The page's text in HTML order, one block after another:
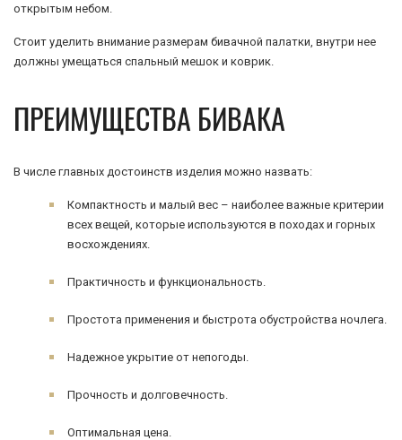
открытым небом.
Стоит уделить внимание размерам бивачной палатки, внутри нее
должны умещаться спальный мешок и коврик.
ПРЕИМУЩЕСТВА БИВАКА
В числе главных достоинств изделия можно назвать:
Компактность и малый вес – наиболее важные критерии
всех вещей, которые используются в походах и горных
восхождениях.
Практичность и функциональность.
Простота применения и быстрота обустройства ночлега.
Надежное укрытие от непогоды.
Прочность и долговечность.
Оптимальная цена.